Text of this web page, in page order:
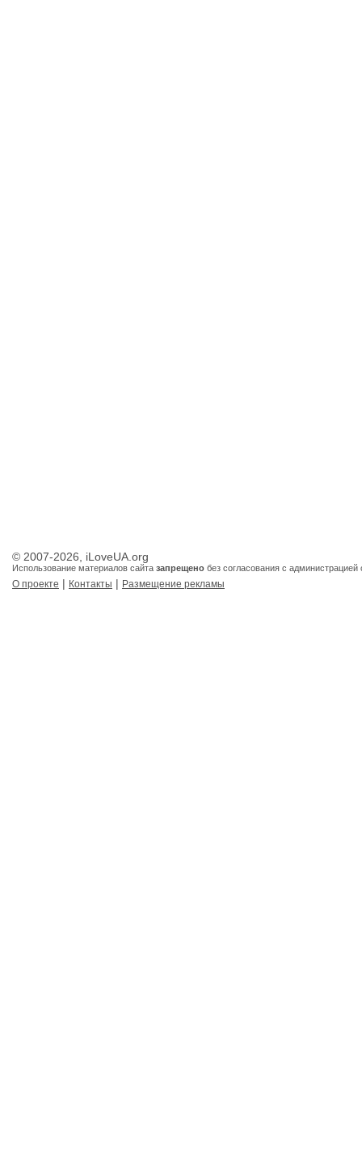
© 2007-2026, iLoveUA.org
Использование материалов сайта запрещено без согласования с администрацией
О проекте | Контакты | Размещение рекламы